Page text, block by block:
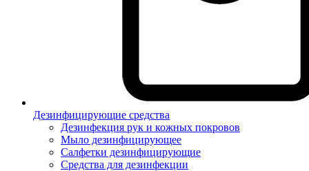
Дезинфицирующие средства
Дезинфекция рук и кожных покровов
Мыло дезинфицирующее
Салфетки дезинфицирующие
Средства для дезинфекции